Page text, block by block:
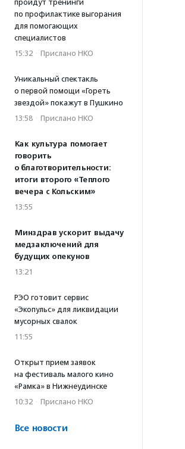
пройдут тренинги
по профилактике выгорания
для помогающих
специалистов
15:32 · Прислано НКО
Уникальный спектакль
о первой помощи «Гореть
звездой» покажут в Пушкино
13:58 · Прислано НКО
Как культура помогает
говорить
о благотворительности:
итоги второго «Теплого
вечера с Кольским»
13:55
Минздрав ускорит выдачу
медзаключений для
будущих опекунов
13:21
РЭО готовит сервис
«Экопульс» для ликвидации
мусорных свалок
11:55
Открыт прием заявок
на фестиваль малого кино
«Рамка» в Нижнеудинске
10:32 · Прислано НКО
Все новости